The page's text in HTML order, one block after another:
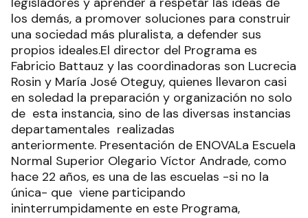
los demás, a promover soluciones para construir
una sociedad más pluralista, a defender sus
propios ideales.El director del Programa es
Fabricio Battauz y las coordinadoras son Lucrecia
Rosin y María José Oteguy, quienes llevaron casi
en soledad la preparación y organización no solo
de esta instancia, sino de las diversas instancias
departamentales realizadas
anteriormente. Presentación de ENOVALa Escuela
Normal Superior Olegario Víctor Andrade, como
hace 22 años, es una de las escuelas -si no la
única- que viene participando
ininterrumpidamente en este Programa,